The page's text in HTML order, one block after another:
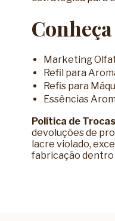
Marketing
Refil para
Refis para
Essências
Política de
devoluções de
lacre violado,
fabricação dentro